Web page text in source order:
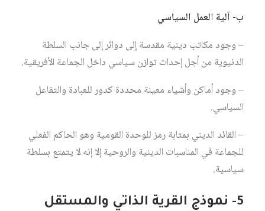
ب- آلية العمل السياسي
– وجود مكاتب دينية مقدسة إلى دوائر إلى جانب السلطة
الدنيوية من أجل إحداث توازن سياسي داخل الجماعة الأفريقية.
– وجود أماكن وأشياء معينة محددة كدور للعبادة والتفاعل
السياسي.
– القائد الديني بمثابة رمز للوحدة القومية وهو الحاكم الفعلي
للجماعة في المناسبات الدينية والروحية إلا إنه لا يتمتع بسلطة
سياسية.
5- نموذج القرية الذاتي والمستقل